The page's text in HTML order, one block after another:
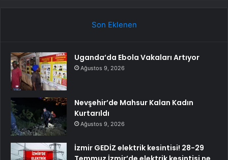
Son Eklenen
Uganda’da Ebola Vakaları Artıyor
Ağustos 9, 2026
Nevşehir’de Mahsur Kalan Kadın
Kurtarıldı
Ağustos 9, 2026
İzmir GEDİZ elektrik kesintisi! 28-29